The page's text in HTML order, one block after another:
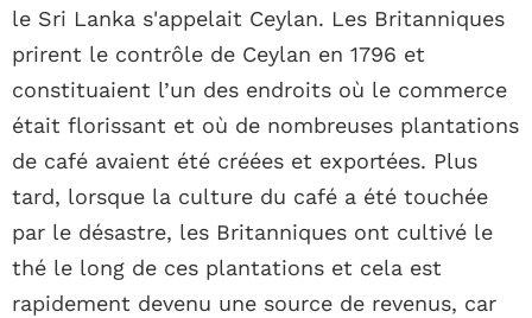
le Sri Lanka s'appelait Ceylan. Les Britanniques
prirent le contrôle de Ceylan en 1796 et
constituaient l’un des endroits où le commerce
était florissant et où de nombreuses plantations
de café avaient été créées et exportées. Plus
tard, lorsque la culture du café a été touchée
par le désastre, les Britanniques ont cultivé le
thé le long de ces plantations et cela est
rapidement devenu une source de revenus, car